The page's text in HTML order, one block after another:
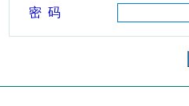
密 码